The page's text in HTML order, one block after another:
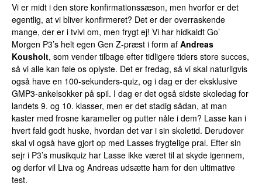
Vi er midt i den store konfirmationssæson, men hvorfor er det
egentlig, at vi bliver konfirmeret? Det er der overraskende
mange, der er i tvivl om, men frygt ej! Vi har hidkaldt Go’
Morgen P3’s helt egen Gen Z-præst i form af Andreas
Kousholt, som vender tilbage efter tidligere tiders store succes,
så vi alle kan føle os oplyste. Det er fredag, så vi skal naturligvis
også have en 100-sekunders-quiz, og i dag er der eksklusive
GMP3-ankelsokker på spil. I dag er det også sidste skoledag for
landets 9. og 10. klasser, men er det stadig sådan, at man
kaster med frosne karameller og putter nåle i dem? Lasse kan i
hvert fald godt huske, hvordan det var i sin skoletid. Derudover
skal vi også have gjort op med Lasses frygtelige pral. Efter sin
sejr i P3’s musikquiz har Lasse ikke været til at skyde igennem,
og derfor vil Liva og Andreas udsætte ham for den ultimative
test.